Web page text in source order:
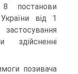
постанови
від 1
здійсненні
позивача